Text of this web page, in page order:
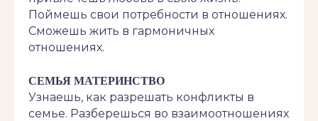
Поймешь свои потребности в отношениях.
Сможешь жить в гармоничных
отношениях.
СЕМЬЯ МАТЕРИНСТВО
Узнаешь, как разрешать конфликты в
семье. Разберешься во взаимоотношениях